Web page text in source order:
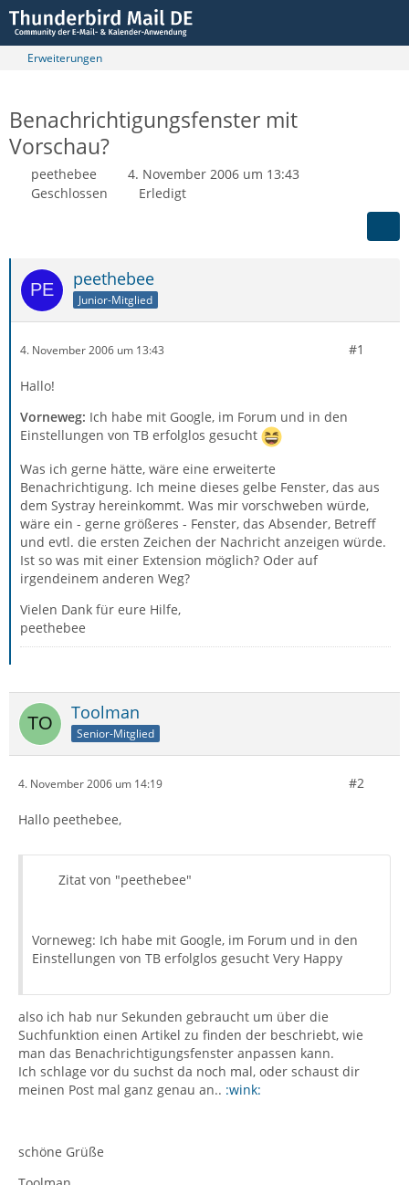
Erweiterungen
Benachrichtigungsfenster mit
Vorschau?
peethebee
4. November 2006 um 13:43
Geschlossen
Erledigt
peethebee
Junior-Mitglied
4. November 2006 um 13:43 #1
Hallo!
Vorneweg: Ich habe mit Google, im Forum und in den
Einstellungen von TB erfolglos gesucht
Was ich gerne hätte, wäre eine erweiterte
Benachrichtigung. Ich meine dieses gelbe Fenster, das aus
dem Systray hereinkommt. Was mir vorschweben würde,
wäre ein - gerne größeres - Fenster, das Absender, Betreff
und evtl. die ersten Zeichen der Nachricht anzeigen würde.
Ist so was mit einer Extension möglich? Oder auf
irgendeinem anderen Weg?
Vielen Dank für eure Hilfe,
peethebee
Toolman
Senior-Mitglied
4. November 2006 um 14:19 #2
Hallo peethebee,
Zitat von "peethebee"
Vorneweg: Ich habe mit Google, im Forum und in den
Einstellungen von TB erfolglos gesucht Very Happy
also ich hab nur Sekunden gebraucht um über die
Suchfunktion einen Artikel zu finden der beschriebt, wie
man das Benachrichtigungsfenster anpassen kann.
Ich schlage vor du suchst da noch mal, oder schaust dir
meinen Post mal ganz genau an.. :wink:
schöne Grüße